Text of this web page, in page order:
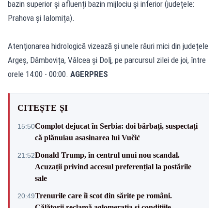
bazin superior și afluenți bazin mijlociu și inferior (județele:
Prahova și Ialomița).
Atenționarea hidrologică vizează și unele râuri mici din județele
Argeș, Dâmbovița, Vâlcea și Dolj, pe parcursul zilei de joi, între
orele 14:00 - 00:00. AGERPRES
CITEȘTE ȘI
15:50Complot dejucat în Serbia: doi bărbați, suspectați
că plănuiau asasinarea lui Vučić
21:52Donald Trump, în centrul unui nou scandal.
Acuzații privind accesul preferențial la postările
sale
20:49Trenurile care îi scot din sărite pe români.